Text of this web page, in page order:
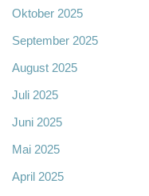
Oktober 2025
September 2025
August 2025
Juli 2025
Juni 2025
Mai 2025
April 2025